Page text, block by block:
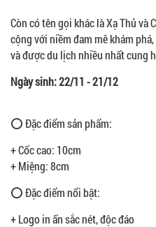
Còn có tên gọi khác là Xạ Thủ và
cộng với niềm đam mê khám
và được du lịch nhiều nhất cung
Ngày sinh: 22/11 - 21/12
⭕ Đặc điểm sản phẩm:
+ Cốc cao: 10cm
+ Miệng: 8cm
⭕ Đặc điểm nổi bật:
+ Logo in ấn sắc nét, độc đáo